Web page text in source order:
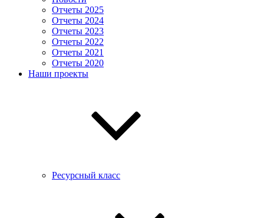
Отчеты 2025
Отчеты 2024
Отчеты 2023
Отчеты 2022
Отчеты 2021
Отчеты 2020
Наши проекты
Ресурсный класс